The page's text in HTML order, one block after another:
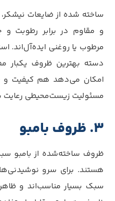
ساخته شده از ضایعات
و مقاوم در برابر رطوبت
مرطوب یا روغنی ایده‌آل‌اند.
دسته بهترین ظروف یکبار
امکان می‌دهد هم کیفیت
مسئولیت زیست‌محیطی
3. ظروف بامبو
ظروف ساخته‌شده از بامبو
هستند. برای سرو
سبک بسیار مناسب‌اند و